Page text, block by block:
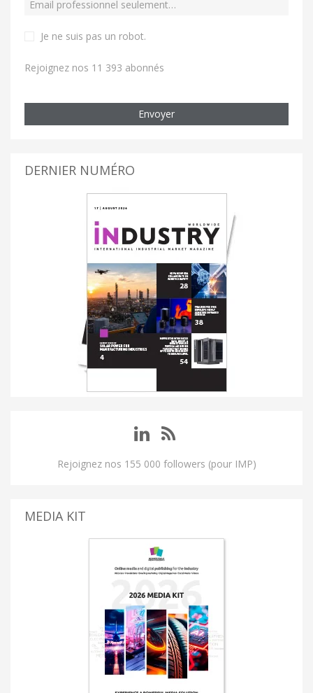
Je ne suis pas un robot.
Rejoignez nos 11 393 abonnés
Envoyer
DERNIER NUMÉRO
Rejoignez nos 155 000 followers (pour IMP)
MEDIA KIT